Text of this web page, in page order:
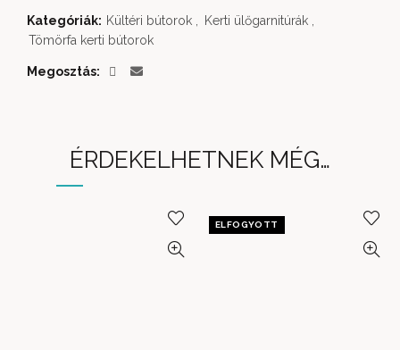
Kategóriák: Kültéri bútorok Kerti ülőgarnitúrák
Tömörfa kerti bútorok
Megosztás
ÉRDEKELHETNEK MÉG…
ELFOGYOTT